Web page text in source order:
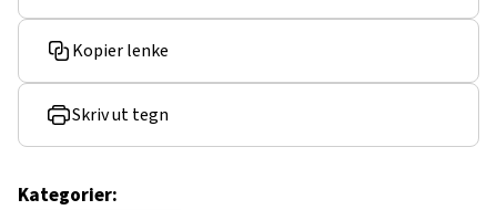
Kopier lenke
Skriv ut tegn
Kategorier: